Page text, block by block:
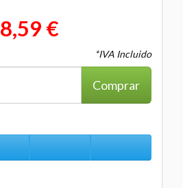
8,59 €
*IVA Incluido
Comprar